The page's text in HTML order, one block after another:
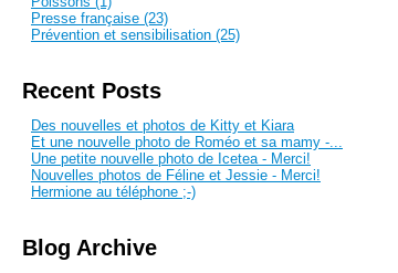
Presse française (23)
Prévention et sensibilisation (25)
Recent Posts
Des nouvelles et photos de Kitty et Kiara
Et une nouvelle photo de Roméo et sa mamy -...
Une petite nouvelle photo de Icetea - Merci!
Nouvelles photos de Féline et Jessie - Merci!
Hermione au téléphone ;-)
Blog Archive